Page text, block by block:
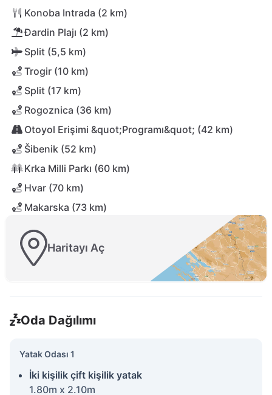
Konoba Intrada (2 km)
Đardin Plajı (2 km)
Split (5,5 km)
Trogir (10 km)
Split (17 km)
Rogoznica (36 km)
Otoyol Erişimi &quot;Programı&quot; (42 km)
Šibenik (52 km)
Krka Milli Parkı (60 km)
Hvar (70 km)
Makarska (73 km)
Haritayı Aç
Oda Dağılımı
Yatak Odası 1
İki kişilik çift kişilik yatak
1.80m x 2.10m